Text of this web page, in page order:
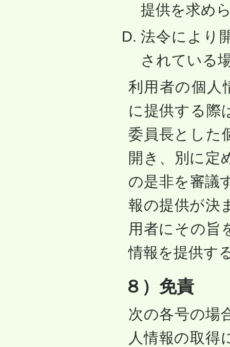
提供を求め
法令により
されている
利用者の個人
に提供する際
委員長とした
開き、別に定
の是非を審議
報の提供が決
用者にその旨
情報を提供す
８）免責
次の各号の場
人情報の取得